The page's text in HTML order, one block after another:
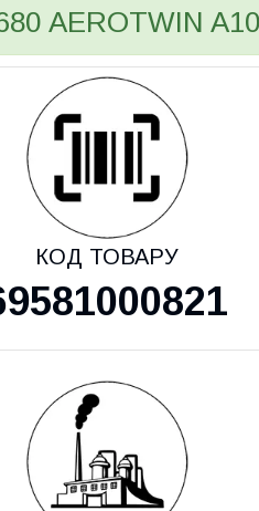
AEROTWIN
КОД ТОВАРУ